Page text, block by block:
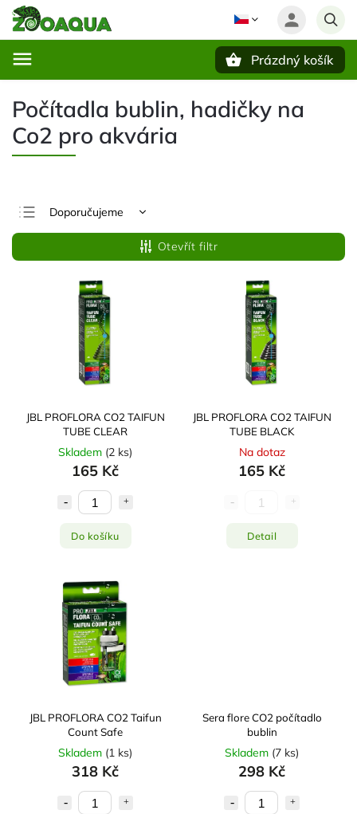
Prázdný košík
Počítadla bublin, hadičky na
Co2 pro akvária
Doporučujeme
Nejlevnější
Nejdražší
Nejprodávanější
Abecedně
Otevřít filtr
JBL PROFLORA CO2 TAIFUN
TUBE CLEAR
Skladem (2 ks)
165 Kč
Do košíku
JBL PROFLORA CO2 TAIFUN
TUBE BLACK
Na dotaz
165 Kč
Detail
JBL PROFLORA CO2 Taifun
Count Safe
Skladem (1 ks)
318 Kč
Sera flore CO2 počítadlo
bublin
Skladem (7 ks)
298 Kč